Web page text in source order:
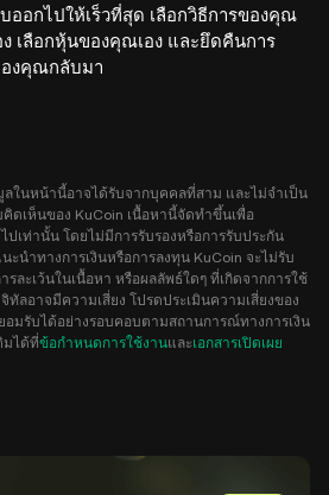
ออกไปให้เร็วที่สุด เลือกวิธีการของคุณ
ง เลือกหุ้นของคุณเอง และยึดคืนการ
งคุณกลับมา
ในหน้านี้อาจได้รับจากบุคคลที่สาม และไม่จำเป็น
ดเห็นของ KuCoin เนื้อหานี้จัดทำขึ้นเพื่อ
ปเท่านั้น โดยไม่มีการรับรองหรือการรับประกัน
นำทางการเงินหรือการลงทุน KuCoin จะไม่รับ
ละเว้นในเนื้อหา หรือผลลัพธ์ใดๆ ที่เกิดจากการใช้
ลอาจมีความเสี่ยง โปรดประเมินความเสี่ยงของ
รับได้อย่างรอบคอบตามสถานการณ์ทางการเงิน
มได้ที่ข้อกำหนดการใช้งานและเอกสารเปิดเผย